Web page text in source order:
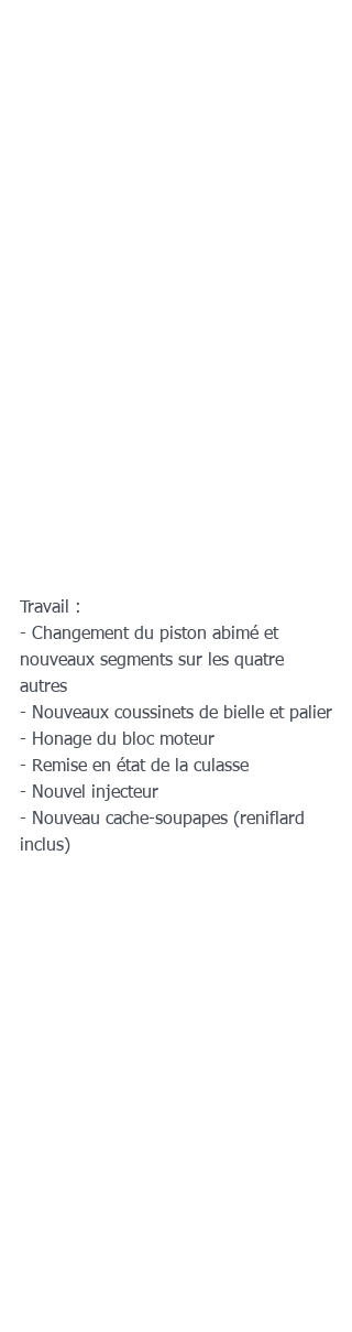
Travail :
- Changement du piston abimé et
nouveaux segments sur les quatre
autres
- Nouveaux coussinets de bielle et palier
- Honage du bloc moteur
- Remise en état de la culasse
- Nouvel injecteur
- Nouveau cache-soupapes (reniflard
inclus)